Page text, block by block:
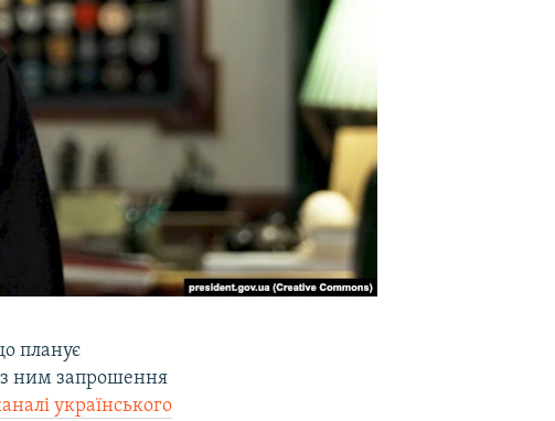
планує
ним запрошення
українського